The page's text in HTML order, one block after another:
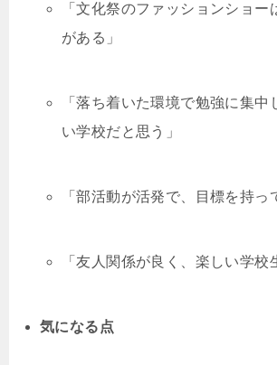
「文化祭のファッションショー
がある」
「落ち着いた環境で勉強に集中
い学校だと思う」
「部活動が活発で、目標を持っ
「友人関係が良く、楽しい学校
気になる点